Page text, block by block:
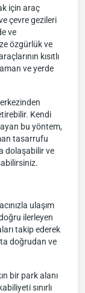
için araç
çevre gezileri
ve
özgürlük ve
kısıtlı
ve yerde
Kendi
bu yöntem,
tasarrufu
dolaşabilir ve
ulaşım
ilerleyen
takip ederek
doğrudan ve
bir park alanı
sınırlı